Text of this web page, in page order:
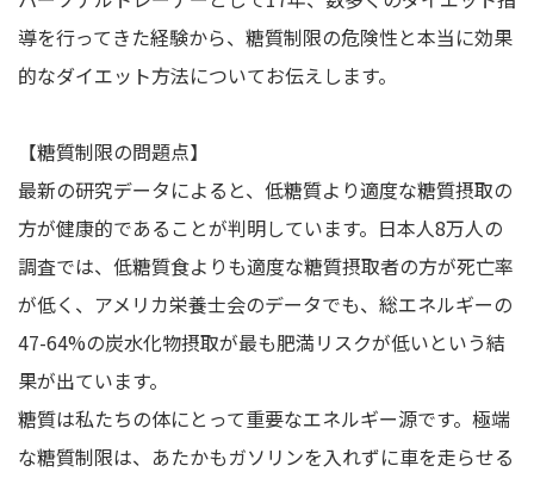
導を行ってきた経験から、糖質制限の危険性と本当に効果
的なダイエット方法についてお伝えします。
【糖質制限の問題点】
最新の研究データによると、低糖質より適度な糖質摂取の
方が健康的であることが判明しています。日本人8万人の
調査では、低糖質食よりも適度な糖質摂取者の方が死亡率
が低く、アメリカ栄養士会のデータでも、総エネルギーの
47-64%の炭水化物摂取が最も肥満リスクが低いという結
果が出ています。
糖質は私たちの体にとって重要なエネルギー源です。極端
な糖質制限は、あたかもガソリンを入れずに車を走らせる